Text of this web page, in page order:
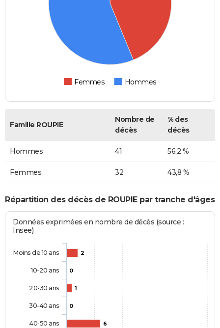
Femmes Hommes
Famille ROUPIE
Nombre de
décès
% des
décès
Hommes 41 56,2 %
Femmes 32 43,8 %
Répartition des décès de ROUPIE par tranche d'âges
Données exprimées en nombre de décès (source :
Insee)
2
0
1
0
6
Moins de 10 ans
10-20 ans
20-30 ans
30-40 ans
40-50 ans